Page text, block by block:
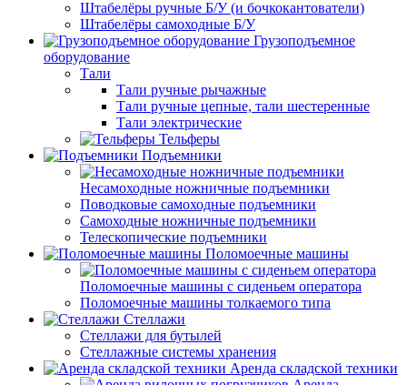
Штабелёры ручные Б/У (и бочкокантователи)
Штабелёры самоходные Б/У
Грузоподъемное
оборудование
Тали
Тали ручные рычажные
Тали ручные цепные, тали шестеренные
Тали электрические
Тельферы
Подъемники
Несамоходные ножничные подъемники
Поводковые самоходные подъемники
Самоходные ножничные подъемники
Телескопические подъемники
Поломоечные машины
Поломоечные машины с сиденьем оператора
Поломоечные машины толкаемого типа
Стеллажи
Стеллажи для бутылей
Стеллажные системы хранения
Аренда складской техники